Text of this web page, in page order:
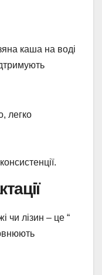
каша на воді
легко
чи лізин – це “